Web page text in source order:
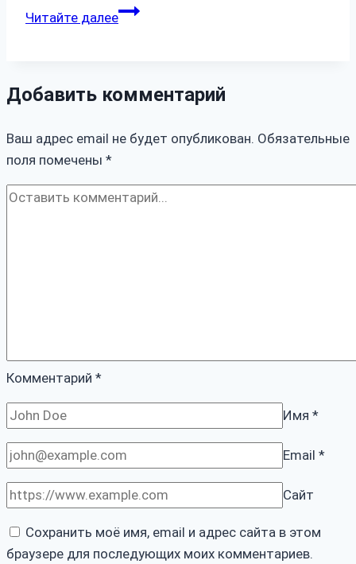
Читайте далее17
день
всей
Добавить комментарий
Ваш адрес email не будет опубликован. Обязательные
поля помечены *
Комментарий *
Имя *
Email *
Сайт
Сохранить моё имя, email и адрес сайта в этом
браузере для последующих моих комментариев.